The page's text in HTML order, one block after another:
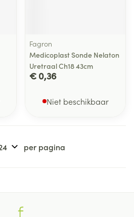
Fagron
Medicoplast Sonde Nelaton
Uretraal Ch18 43cm
€ 0,36
Niet beschikbaar
per pagina